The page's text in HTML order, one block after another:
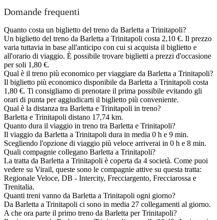
Domande frequenti
Quanto costa un biglietto del treno da Barletta a Trinitapoli?
Un biglietto del treno da Barletta a Trinitapoli costa 2,10 €. Il prezzo
varia tuttavia in base all'anticipo con cui si acquista il biglietto e
all'orario di viaggio. È possibile trovare biglietti a prezzi d'occasione
per soli 1,80 €.
Qual è il treno più economico per viaggiare da Barletta a Trinitapoli?
Il biglietto più economico disponibile da Barletta a Trinitapoli costa
1,80 €. Ti consigliamo di prenotare il prima possibile evitando gli
orari di punta per aggiudicarti il biglietto più conveniente.
Qual è la distanza tra Barletta e Trinitapoli in treno?
Barletta e Trinitapoli distano 17,74 km.
Quanto dura il viaggio in treno tra Barletta e Trinitapoli?
Il viaggio da Barletta a Trinitapoli dura in media 0 h e 9 min.
Scegliendo l'opzione di viaggio più veloce arriverai in 0 h e 8 min.
Quali compagnie collegano Barletta a Trinitapoli?
La tratta da Barletta a Trinitapoli è coperta da 4 società. Come puoi
vedere su Virail, queste sono le compagnie attive su questa tratta:
Regionale Veloce, DB - Intercity, Frecciargento, Frecciarossa e
Trenitalia.
Quanti treni vanno da Barletta a Trinitapoli ogni giorno?
Da Barletta a Trinitapoli ci sono in media 27 collegamenti al giorno.
A che ora parte il primo treno da Barletta per Trinitapoli?